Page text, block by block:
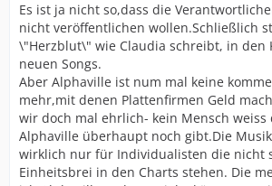
Es ist ja nicht so,dass die
nicht veröffentlichen wollen.Schließlich
\"Herzblut\" wie Claudia schreibt, in den
neuen Songs.
Aber Alphaville ist num mal keine
mehr,mit denen Plattenfirmen Geld
wir doch mal ehrlich- kein Mensch weiss
Alphaville überhaupt noch gibt.Die
wirklich nur für Individualisten die nicht
Einheitsbrei in den Charts stehen. Die